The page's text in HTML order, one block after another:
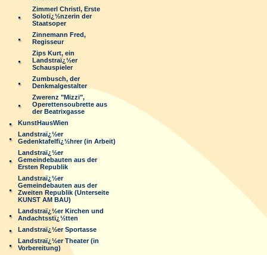
Zimmerl Christl, Erste
Solotï¿½nzerin der
Staatsoper
Zinnemann Fred,
Regisseur
Zips Kurt, ein
Landstraï¿½er
Schauspieler
Zumbusch, der
Denkmalgestalter
Zwerenz "Mizzi",
Operettensoubrette aus
der Beatrixgasse
KunstHausWien
Landstraï¿½er
Gedenktafelfï¿½hrer (in Arbeit)
Landstraï¿½er
Gemeindebauten aus der
Ersten Republik
Landstraï¿½er
Gemeindebauten aus der
Zweiten Republik (Unterseite
KUNST AM BAU)
Landstraï¿½er Kirchen und
Andachtsstï¿½tten
Landstraï¿½er Sportasse
Landstraï¿½er Theater (in
Vorbereitung)